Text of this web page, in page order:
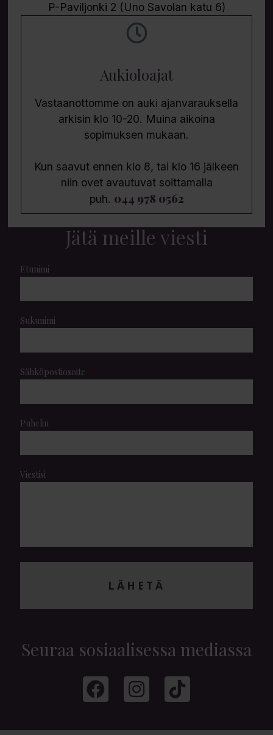
P-Paviljonki 2 (Uno Savolan katu 6)
Aukioloajat
Vastaanottomme on auki ajanvarauksella
arkisin klo 10-20. Muina aikoina
sopimuksen mukaan.
Kun saavut ennen klo 8, tai klo 16 jälkeen
niin ovet avautuvat soittamalla
puh. 044 978 0562
Jätä meille viesti
Etunimi
Sukunimi
Sähköpostiosoite
Puhelin
Viestisi
LÄHETÄ
Seuraa sosiaalisessa mediassa